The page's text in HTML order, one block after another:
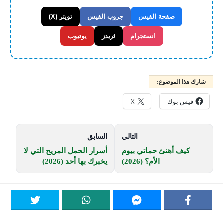
صفحة الفيس جروب الفيس تويتر (X)
انستجرام ثريدز يوتيوب
شارك هذا الموضوع:
فيس بوك X
التالي
كيف أهنئ حماتي بيوم
الأم؟ (2026)
السابق
أسرار الحمل المريح التي لا
يخبرك بها أحد (2026)